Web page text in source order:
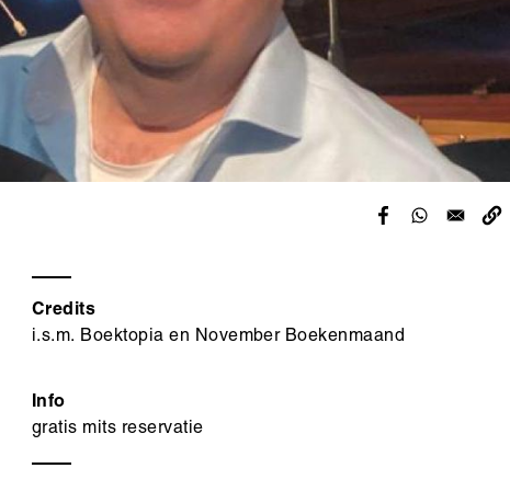
Credits
i.s.m. Boektopia en November Boekenmaand
Info
gratis mits reservatie